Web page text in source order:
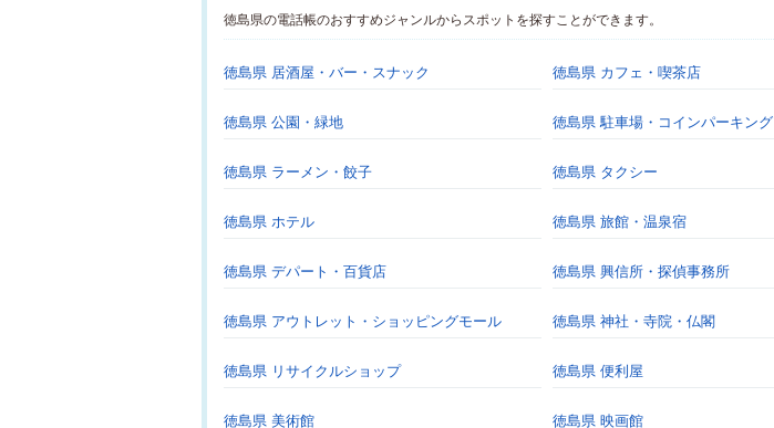
徳島県の電話帳のおすすめジャンルからスポットを探すことができます。
徳島県 居酒屋・バー・スナック 徳島県 カフェ・喫茶店
徳島県 公園・緑地 徳島県 駐車場・コインパーキング
徳島県 ラーメン・餃子 徳島県 タクシー
徳島県 ホテル 徳島県 旅館・温泉宿
徳島県 デパート・百貨店 徳島県 興信所・探偵事務所
徳島県 アウトレット・ショッピングモール 徳島県 神社・寺院・仏閣
徳島県 リサイクルショップ 徳島県 便利屋
徳島県 美術館 徳島県 映画館